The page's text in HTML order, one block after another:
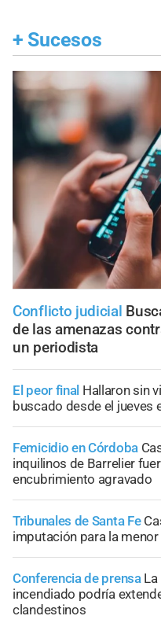
+ Sucesos
Conflicto judicial
de las amenazas
un periodista
El peor final Hallaron sin
buscado desde el jueves
Femicidio en Córdoba
inquilinos de Barrelier
encubrimiento agravado
Tribunales de Santa Fe
imputación para la
Conferencia de prensa
incendiado podría
clandestinos